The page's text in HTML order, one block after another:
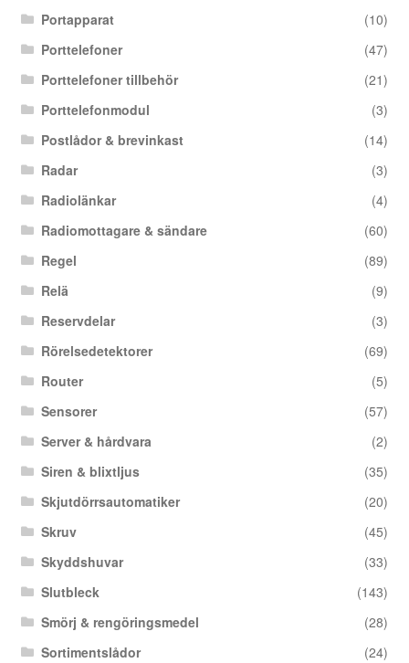
Portapparat
(10)
Porttelefoner
(47)
Porttelefoner tillbehör
(21)
Porttelefonmodul
(3)
Postlådor & brevinkast
(14)
Radar
(3)
Radiolänkar
(4)
Radiomottagare & sändare
(60)
Regel
(89)
Relä
(9)
Reservdelar
(3)
Rörelsedetektorer
(69)
Router
(5)
Sensorer
(57)
Server & hårdvara
(2)
Siren & blixtljus
(35)
Skjutdörrsautomatiker
(20)
Skruv
(45)
Skyddshuvar
(33)
Slutbleck
(143)
Smörj & rengöringsmedel
(28)
Sortimentslådor
(24)